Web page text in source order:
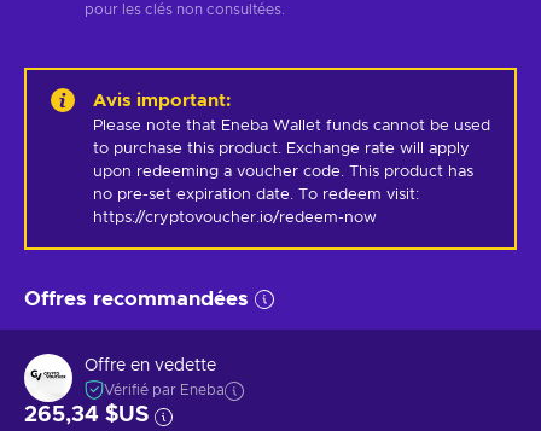
pour les clés non consultées.
Avis important:
Please note that Eneba Wallet funds cannot be used
to purchase this product. Exchange rate will apply
upon redeeming a voucher code. This product has
no pre-set expiration date. To redeem visit:
https://cryptovoucher.io/redeem-now
Offres recommandées
Offre en vedette
Vérifié par Eneba
265,34 $US